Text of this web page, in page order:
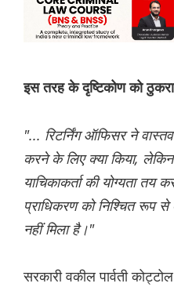
इस तरह के दृष्टिकोण को
"... रिटर्निंग ऑफिसर ने
करने के लिए क्या किया,
याचिकाकर्ता की योग्यता
प्राधिकरण को निश्चित रूप से
नहीं मिला है।"
सरकारी वकील पार्वती